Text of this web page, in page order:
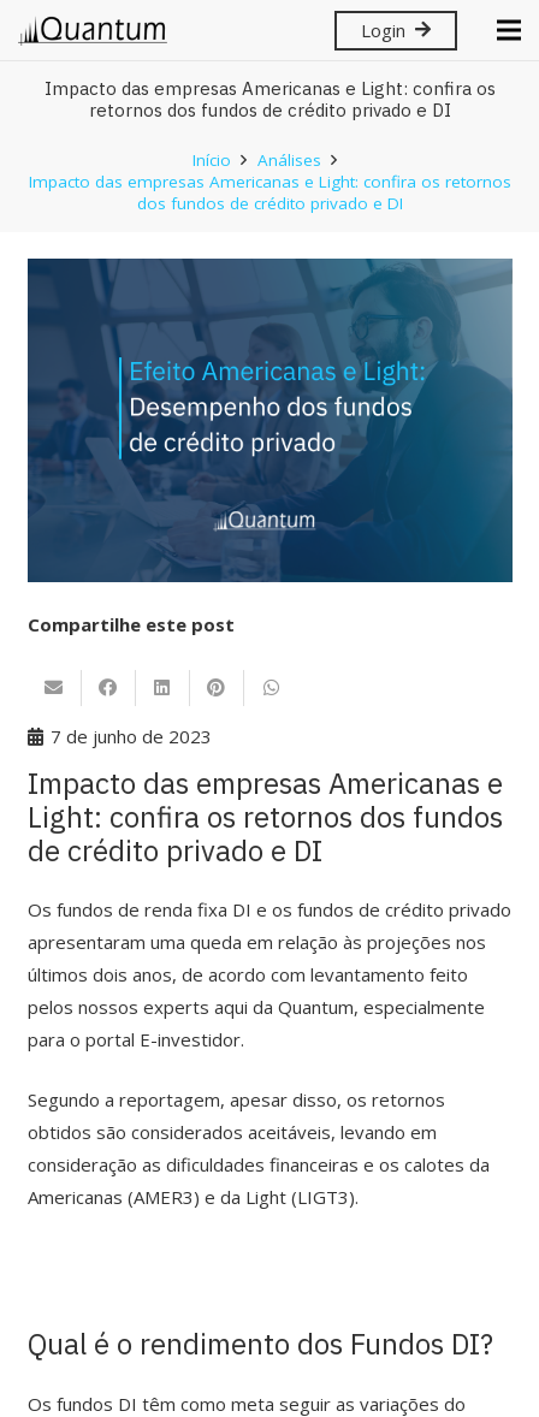
Login
Impacto das empresas Americanas e Light: confira os
retornos dos fundos de crédito privado e DI
Início
Análises
Impacto das empresas Americanas e Light: confira os retornos
dos fundos de crédito privado e DI
Compartilhe este post
7 de junho de 2023
Impacto das empresas Americanas e
Light: confira os retornos dos fundos
de crédito privado e DI
Os fundos de renda fixa DI e os fundos de crédito privado
apresentaram uma queda em relação às projeções nos
últimos dois anos, de acordo com levantamento feito
pelos nossos experts aqui da Quantum, especialmente
para o portal E-investidor.
Segundo a reportagem, apesar disso, os retornos
obtidos são considerados aceitáveis, levando em
consideração as dificuldades financeiras e os calotes da
Americanas (AMER3) e da Light (LIGT3).
Qual é o rendimento dos Fundos DI?
Os fundos DI têm como meta seguir as variações do